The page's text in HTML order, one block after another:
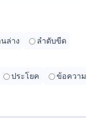
ล่าง
ลำดับขีด
ประโยค
ข้อความ